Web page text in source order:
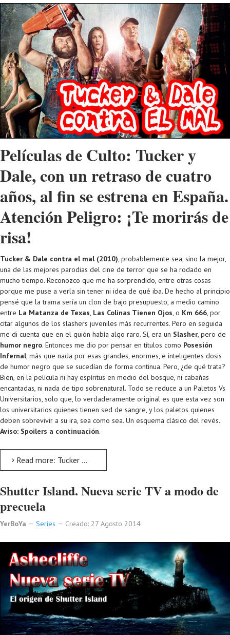
Películas de Culto: Tucker y
Dale, con un retraso de cuatro
años, al fin se estrena en España.
Atención Peligro: ¡Te morirás de
risa!
Tucker & Dale contra el mal (2010), probablemente sea, sino la mejor,
una de las mejores parodias del cine de terror que se ha rodado en
mucho tiempo. Reconozco que me ha sorprendido, entre otras cosas
porque me puse a verla sin tener ni idea de qué iba. De hecho al principio
pensé que la trama sería un clon de bajo presupuesto, a medio camino
entre La Matanza de Texas, Las Colinas Tienen Ojos, o Km 666, por
citar algunos de los slashers juveniles más recurrentes. Pero en seguida
me di cuenta que en el guión había algo raro. Sí, era un Slasher, pero de
humor negro. Entonces me dio por pensar en títulos como Posesión
Infernal, más que nada por esas grandes, enormes, e inteligentes dosis
de humor negro que se sucedían de forma continua. Pero, ¿de qué trata?
Bien, en la película ni hay espíritus en medio del bosque, ni cabañas
encantadas, ni nada de tipo sobrenatural. Todo se reduce a un Paletos Vs
Universitarios, solo que, lo verdaderamente original es que esta vez son
los universitarios quienes tienen sed de sangre, y los paletos quienes
deben sobrevivir a su ira, sea como sea. Un esquema clásico del revés.
Aviso: Spoilers a continuación.
Read more: Tucker & Dale contra el mal. Película recomendada
Shutter Island. Nueva serie TV a modo de
precuela
YerBoYa Series Creado: 27 Agosto 2014